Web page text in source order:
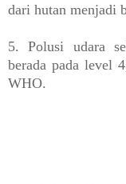
dari hutan menjadi
5. Polusi udara
berada pada level
WHO.